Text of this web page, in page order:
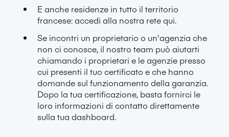
E anche residenze in tutto il territorio
francese:accedi alla nostra rete qui.
Se incontri un proprietario o un'agenzia che
non ci conosce, il nostro team può aiutarti
chiamando i proprietari e le agenzie presso
cui presenti il tuo certificato e che hanno
domande sul funzionamento della garanzia.
Dopo la tua certificazione, basta fornirci le
loro informazioni di contatto direttamente
sulla tua dashboard.